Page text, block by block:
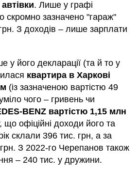
. Лише у графі
скромно зазначено "гараж"
З доходів – лише зарплати
у його декларації (та й то у
квартира в Харкові
(із зазначеною вартістю 49
чого – гривень чи
BENZ вартістю 1,15 млн
що офіційні доходи його та
склали 396 тис. грн, а за
З 2022-го Черепанов також
– 240 тис. у дружини.